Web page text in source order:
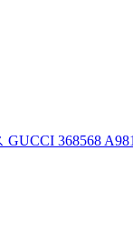
368568